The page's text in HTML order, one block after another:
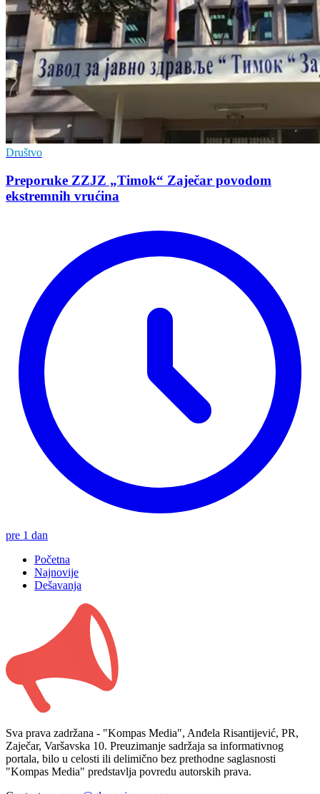
Društvo
Preporuke ZZJZ „Timok“ Zaječar povodom
ekstremnih vrućina
pre 1 dan
Početna
Najnovije
Dešavanja
Sva prava zadržana - "Kompas Media", Anđela Risantijević, PR,
Zaječar, Varšavska 10. Preuzimanje sadržaja sa informativnog
portala, bilo u celosti ili delimično bez prethodne saglasnosti
"Kompas Media" predstavlja povredu autorskih prava.